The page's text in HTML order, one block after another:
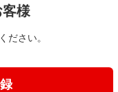
様
ださい。